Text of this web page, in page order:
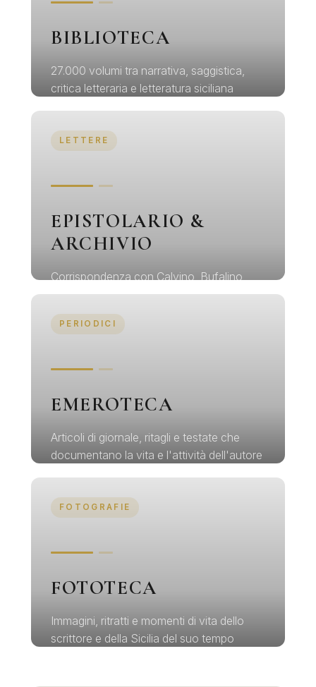
BIBLIOTECA
27.000 volumi tra narrativa, saggistica,
critica letteraria e letteratura siciliana
LETTERE
EPISTOLARIO &
ARCHIVIO
Corrispondenza con Calvino, Bufalino,
Ortese, Parise e i grandi protagonisti della
cultura italiana
PERIODICI
EMEROTECA
Articoli di giornale, ritagli e testate che
documentano la vita e l'attività dell'autore
FOTOGRAFIE
FOTOTECA
Immagini, ritratti e momenti di vita dello
scrittore e della Sicilia del suo tempo